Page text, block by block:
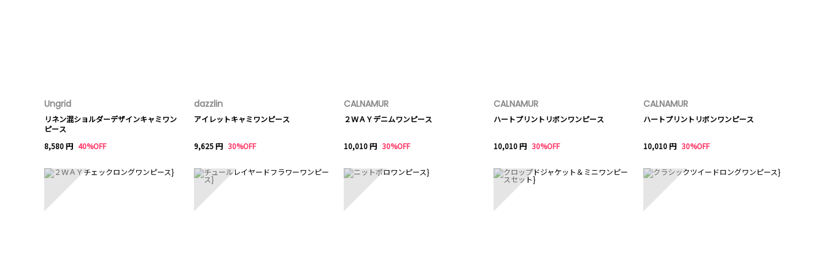
Ungrid
リネン混ショルダーデザインキャミワン
ピース
8,580 円 40%OFF
dazzlin
アイレットキャミワンピース
9,625 円 30%OFF
CALNAMUR
２ＷＡＹデニムワンピース
10,010 円 30%OFF
CALNAMUR
ハートプリントリボンワンピース
10,010 円 30%OFF
CALNAMUR
ハートプリントリボンワンピース
10,010 円 30%OFF